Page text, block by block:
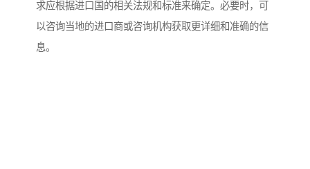
求应根据进口国的相关法规和标准来确定。必要时，可
以咨询当地的进口商或咨询机构获取更详细和准确的信
息。